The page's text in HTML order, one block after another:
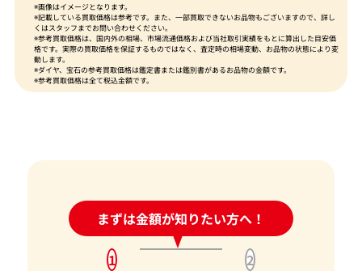
※画像はイメージとなります。
※記載している買取価格は参考です。また、一部買取できないお品物もございますので、詳し
くはスタッフまでお問い合わせください。
※参考買取価格は、国内外の相場、市場流通価格および当社取引実績をもとに算出した目安価
格です。実際の買取価格を保証するものではなく、査定時の相場変動、お品物の状態により変
動します。
※ダイヤ、宝石の参考買取価格は鑑定書または鑑別書があるお品物の金額です。
※参考買取価格は全て税込金額です。
まずは金額が知りたい方へ！
24時間受付中!問い合わせフォーム
1
2